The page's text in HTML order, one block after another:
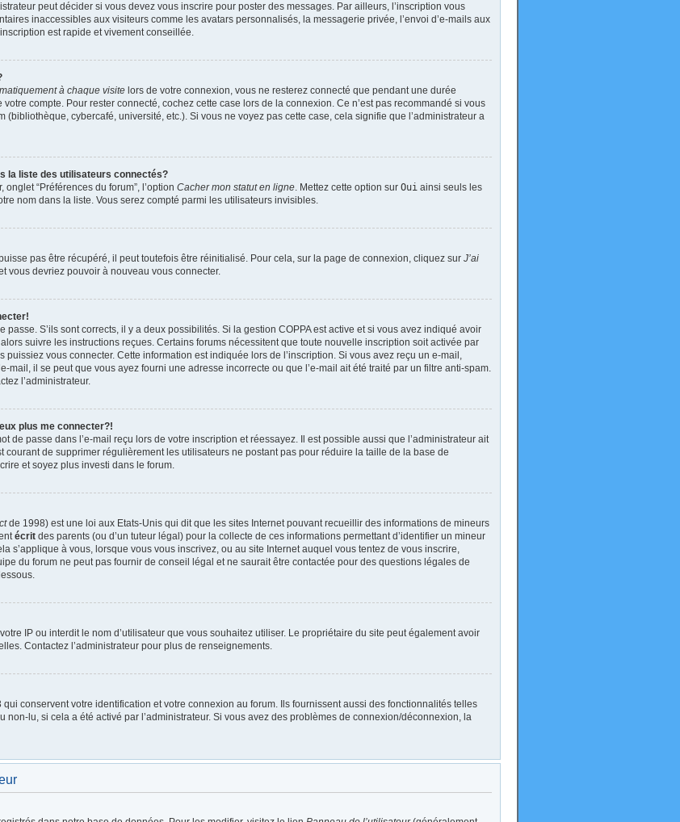
peut décider si vous devez vous inscrire pour poster des messages. Par ailleurs, l’inscription vous
inaccessibles aux visiteurs comme les avatars personnalisés, la messagerie privée, l’envoi d’e-mails aux
est rapide et vivement conseillée.
à chaque visite lors de votre connexion, vous ne resterez connecté que pendant une durée
compte. Pour rester connecté, cochez cette case lors de la connexion. Ce n’est pas recommandé si vous
cybercafé, université, etc.). Si vous ne voyez pas cette case, cela signifie que l’administrateur a
la liste des utilisateurs connectés?
“Préférences du forum”, l’option Cacher mon statut en ligne. Mettez cette option sur Oui ainsi seuls les
nom dans la liste. Vous serez compté parmi les utilisateurs invisibles.
pas être récupéré, il peut toutefois être réinitialisé. Pour cela, sur la page de connexion, cliquez sur J’ai
vous devriez pouvoir à nouveau vous connecter.
passe. S’ils sont corrects, il y a deux possibilités. Si la gestion COPPA est active et si vous avez indiqué avoir
suivre les instructions reçues. Certains forums nécessitent que toute nouvelle inscription soit activée par
puissiez vous connecter. Cette information est indiquée lors de l’inscription. Si vous avez reçu un e-mail,
mail, il se peut que vous ayez fourni une adresse incorrecte ou que l’e-mail ait été traité par un filtre anti-spam.
l’administrateur.
plus me connecter?!
de passe dans l’e-mail reçu lors de votre inscription et réessayez. Il est possible aussi que l’administrateur ait
courant de supprimer régulièrement les utilisateurs ne postant pas pour réduire la taille de la base de
et soyez plus investi dans le forum.
de 1998) est une loi aux Etats-Unis qui dit que les sites Internet pouvant recueillir des informations de mineurs
écrit des parents (ou d’un tuteur légal) pour la collecte de ces informations permettant d’identifier un mineur
s’applique à vous, lorsque vous vous inscrivez, ou au site Internet auquel vous tentez de vous inscrire,
du forum ne peut pas fournir de conseil légal et ne saurait être contactée pour des questions légales de
IP ou interdit le nom d’utilisateur que vous souhaitez utiliser. Le propriétaire du site peut également avoir
Contactez l’administrateur pour plus de renseignements.
conservent votre identification et votre connexion au forum. Ils fournissent aussi des fonctionnalités telles
non-lu, si cela a été activé par l’administrateur. Si vous avez des problèmes de connexion/déconnexion, la